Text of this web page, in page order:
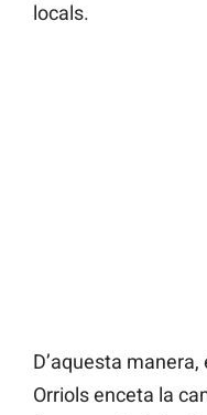
locals.
D’aquesta
Orriols enceta la